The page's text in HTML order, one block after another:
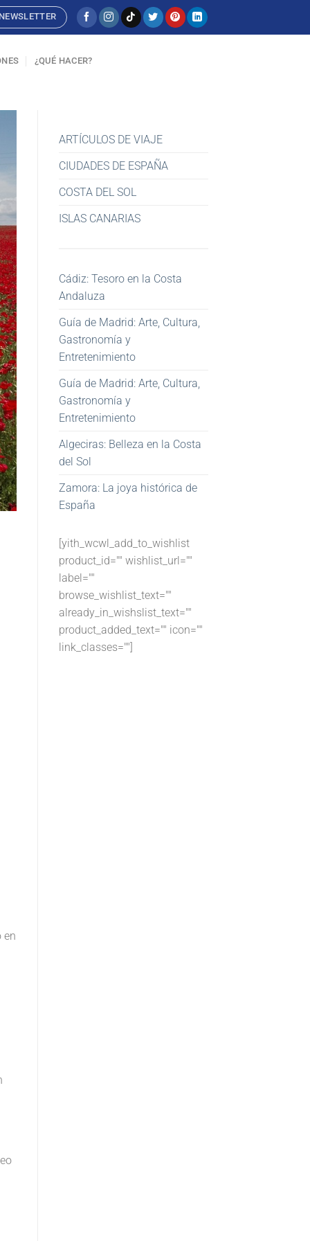
¿QUÉ HACER?
en
ARTÍCULOS DE VIAJE
CIUDADES DE ESPAÑA
COSTA DEL SOL
ISLAS CANARIAS
Cádiz: Tesoro en la Costa
Andaluza
Guía de Madrid: Arte, Cultura,
Gastronomía y
Entretenimiento
Guía de Madrid: Arte, Cultura,
Gastronomía y
Entretenimiento
Algeciras: Belleza en la Costa
del Sol
Zamora: La joya histórica de
España
[yith_wcwl_add_to_wishlist
product_id="" wishlist_url=""
label=""
browse_wishlist_text=""
already_in_wishslist_text=""
product_added_text="" icon=""
link_classes=""]